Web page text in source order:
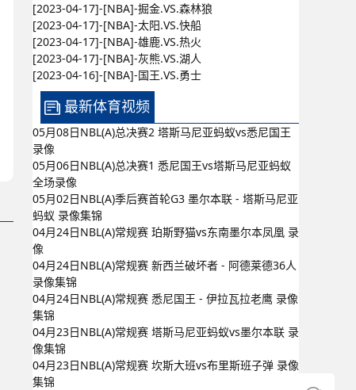
[2023-04-17]-[NBA]-掘金.VS.森林狼
[2023-04-17]-[NBA]-太阳.VS.快船
[2023-04-17]-[NBA]-雄鹿.VS.热火
[2023-04-17]-[NBA]-灰熊.VS.湖人
[2023-04-16]-[NBA]-国王.VS.勇士
最新体育视频
05月08日NBL(A)总决赛2 塔斯马尼亚蚂蚁vs悉尼国王
录像
05月06日NBL(A)总决赛1 悉尼国王vs塔斯马尼亚蚂蚁
全场录像
05月02日NBL(A)季后赛首轮G3 墨尔本联 - 塔斯马尼亚
蚂蚁 录像集锦
04月24日NBL(A)常规赛 珀斯野猫vs东南墨尔本凤凰 录
像
04月24日NBL(A)常规赛 新西兰破坏者 - 阿德莱德36人
录像集锦
04月24日NBL(A)常规赛 悉尼国王 - 伊拉瓦拉老鹰 录像
集锦
04月23日NBL(A)常规赛 塔斯马尼亚蚂蚁vs墨尔本联 录
像集锦
04月23日NBL(A)常规赛 坎斯大班vs布里斯班子弹 录像
集锦